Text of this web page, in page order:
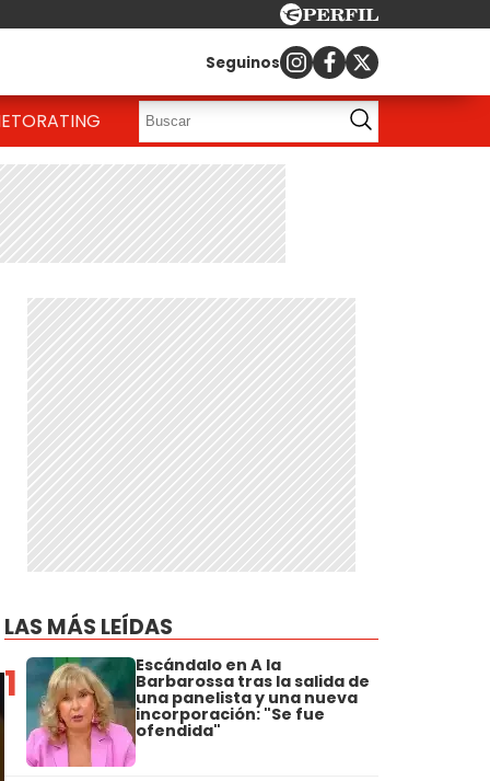
Seguinos
RATING
LAS MÁS LEÍDAS
1 Escándalo en A la
Barbarossa tras la salida de
una panelista y una nueva
incorporación: "Se fue
ofendida"